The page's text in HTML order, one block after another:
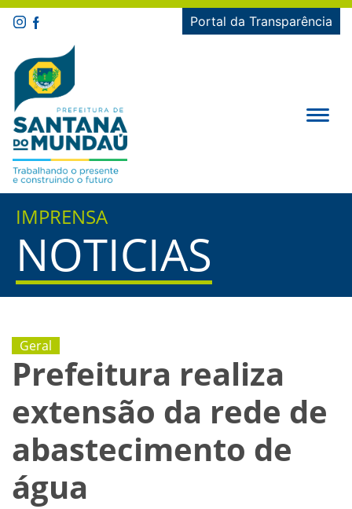
Portal da Transparência
IMPRENSA
NOTICIAS
Geral
Prefeitura realiza
extensão da rede de
abastecimento de
água